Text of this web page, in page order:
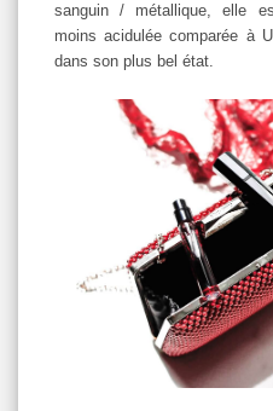
sanguin / métallique, elle
moins acidulée comparée à
dans son plus bel état.